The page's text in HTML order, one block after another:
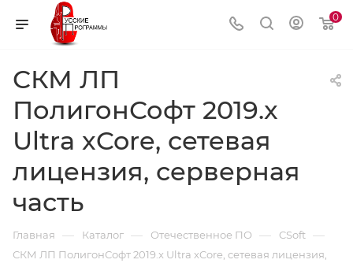
0
СКМ ЛП
ПолигонСофт 2019.x
Ultra xCore, сетевая
лицензия, серверная
часть
Главная — Каталог — Отечественное ПО — CSoft —
СКМ ЛП ПолигонСофт 2019.x Ultra xCore, сетевая лицензия,